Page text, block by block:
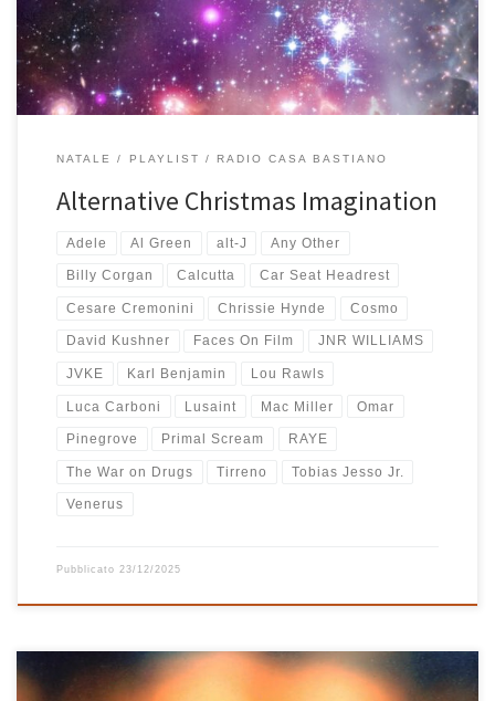
ormai antica iniziata nel 1998 in digitale, […]
NATALE PLAYLIST RADIO CASA BASTIANO
Alternative Christmas Imagination
Adele Al Green alt-J Any Other
Billy Corgan Calcutta Car Seat Headrest
Cesare Cremonini Chrissie Hynde Cosmo
David Kushner Faces On Film JNR WILLIAMS
JVKE Karl Benjamin Lou Rawls
Luca Carboni Lusaint Mac Miller Omar
Pinegrove Primal Scream RAYE
The War on Drugs Tirreno Tobias Jesso Jr.
Venerus
Pubblicato 23/12/2025